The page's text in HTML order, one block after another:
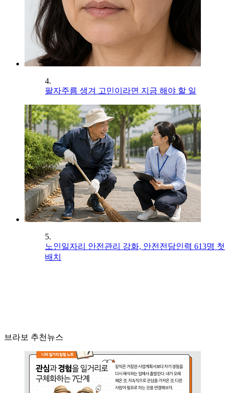
4.
팔자주름 생겨 고민이라면 지금 해야 할 일
5.
노인일자리 안전관리 강화, 안전전담인력 613명 첫
배치
브라보 추천뉴스